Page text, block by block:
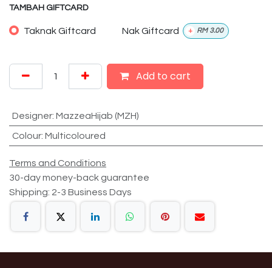
TAMBAH GIFTCARD
Taknak Giftcard Nak Giftcard + RM 3.00
Add to cart
Designer: MazzeaHijab (MZH)
Colour: Multicoloured
Terms and Conditions
30-day money-back guarantee
Shipping: 2-3 Business Days